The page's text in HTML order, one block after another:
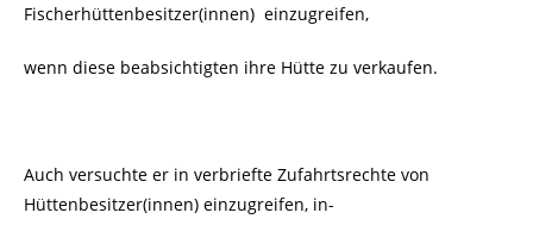
Fischerhüttenbesitzer(innen) einzugreifen,
wenn diese beabsichtigten ihre Hütte zu verkaufen.
Auch versuchte er in verbriefte Zufahrtsrechte von
Hüttenbesitzer(innen) einzugreifen, in-